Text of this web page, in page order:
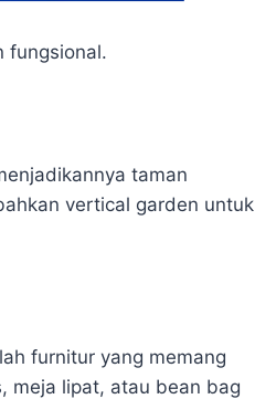
fungsional.
taman
vertical garden untuk
furnitur yang memang
meja lipat, atau bean bag